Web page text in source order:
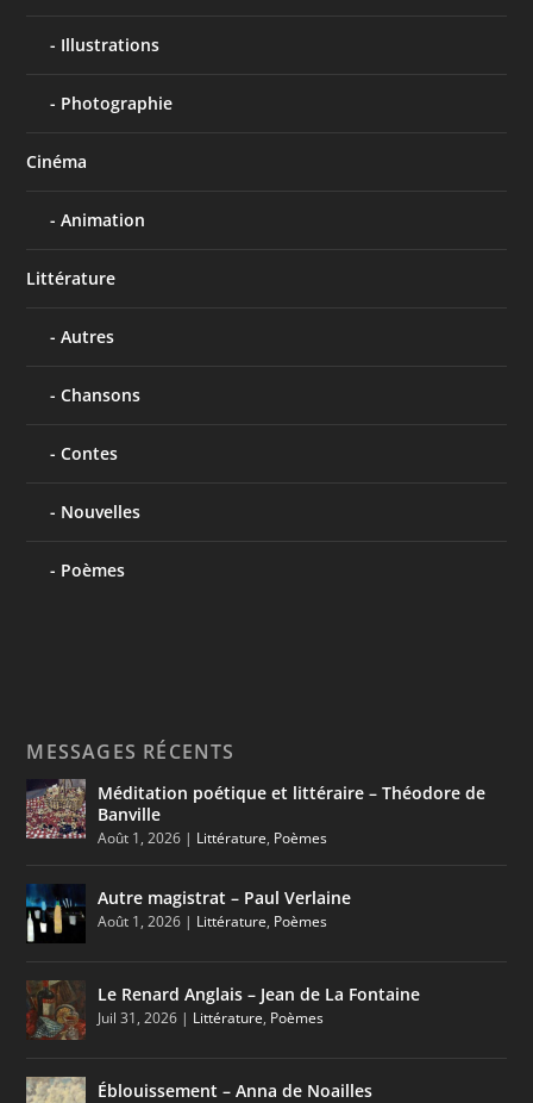
Illustrations
Photographie
Cinéma
Animation
Littérature
Autres
Chansons
Contes
Nouvelles
Poèmes
MESSAGES RÉCENTS
Méditation poétique et littéraire – Théodore de
Banville
Août 1, 2026 | Littérature, Poèmes
Autre magistrat – Paul Verlaine
Août 1, 2026 | Littérature, Poèmes
Le Renard Anglais – Jean de La Fontaine
Juil 31, 2026 | Littérature, Poèmes
Éblouissement – Anna de Noailles